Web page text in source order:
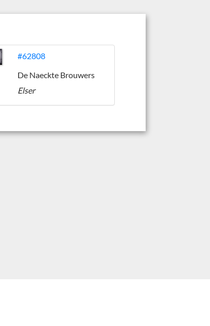
#62808
De Naeckte Brouwers
Elser